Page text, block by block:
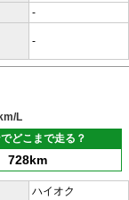
-
-
L
どこまで走る？
728km
ハイオク